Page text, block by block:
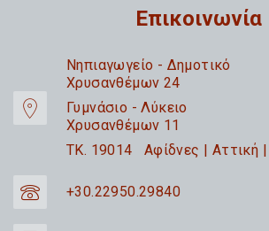
Επικοινωνία
Nηπιαγωγείο - Δημοτικό
Χρυσανθέμων 24
Γυμνάσιο - Λύκειο
Χρυσανθέμων 11
TK. 19014 Αφίδνες | Αττική
+30.22950.29840